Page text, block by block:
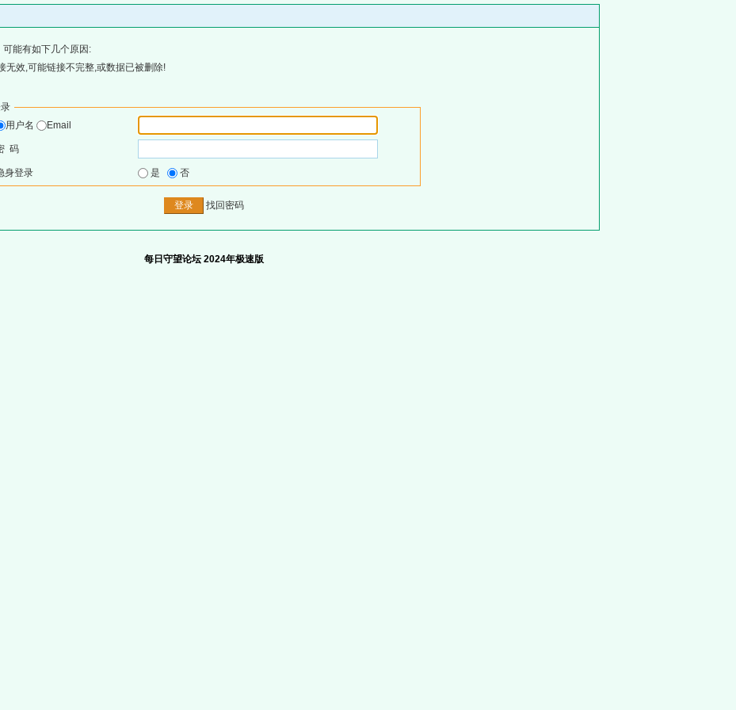
能有如下几个原因:
无效,可能链接不完整,或数据已被删除!
用户名
Email
码
身登录 是 否
找回密码
每日守望论坛 2024年极速版